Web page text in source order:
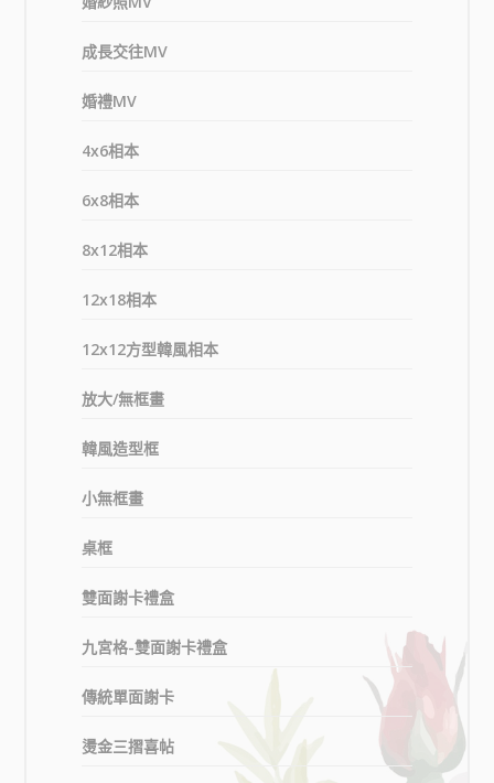
成長交往MV
婚禮MV
4x6相本
6x8相本
8x12相本
12x18相本
12x12方型韓風相本
放大/無框畫
韓風造型框
小無框畫
桌框
雙面謝卡禮盒
九宮格-雙面謝卡禮盒
傳統單面謝卡
燙金三摺喜帖